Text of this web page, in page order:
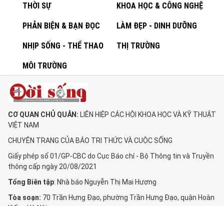
THỜI SỰ KHOA HỌC & CÔNG NGHỆ
PHẢN BIỆN & BẠN ĐỌC LÀM ĐẸP - DINH DƯỠNG
NHỊP SỐNG - THỂ THAO THỊ TRƯỜNG
MÔI TRƯỜNG
CƠ QUAN CHỦ QUẢN: LIÊN HIỆP CÁC HỘI KHOA HỌC VÀ KỸ THUẬT
VIỆT NAM
CHUYÊN TRANG CỦA BÁO TRI THỨC VÀ CUỘC SỐNG
Giấy phép số 01/GP-CBC do Cục Báo chí - Bộ Thông tin và Truyền
thông cấp ngày 20/08/2021
Tổng Biên tập: Nhà báo Nguyễn Thị Mai Hương
Tòa soạn: 70 Trần Hưng Đạo, phường Trần Hưng Đạo, quận Hoàn